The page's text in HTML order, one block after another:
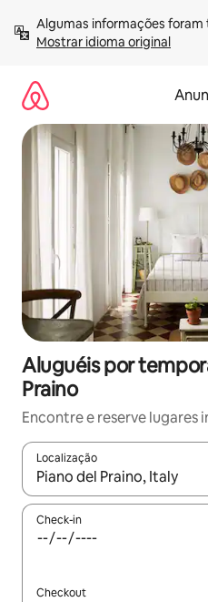
para
Mostrar idioma original
Aluguéis por
Praino
Encontre e reserve lugares
Localização
Quando os resultados
Check-in
Checkout